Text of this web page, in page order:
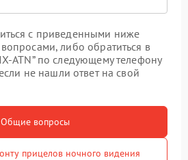
с приведенными ниже
либо обратиться в
ATN” по следующему телефону
не нашли ответ на свой
Общие вопросы
прицелов ночного видения